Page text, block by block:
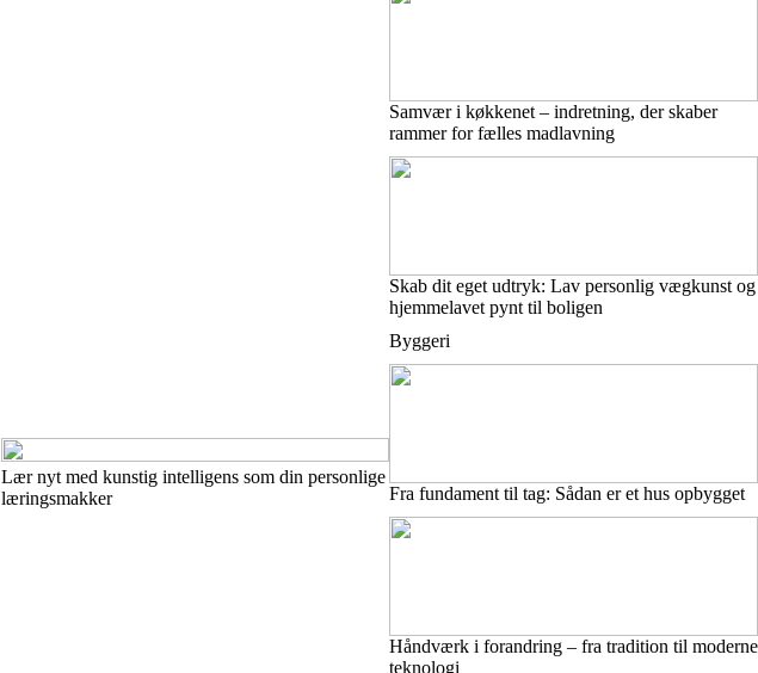
Lær nyt med kunstig intelligens som din personlige
læringsmakker
Samvær i køkkenet – indretning, der skaber
rammer for fælles madlavning
Skab dit eget udtryk: Lav personlig vægkunst og
hjemmelavet pynt til boligen
Byggeri
Fra fundament til tag: Sådan er et hus opbygget
Håndværk i forandring – fra tradition til moderne
teknologi